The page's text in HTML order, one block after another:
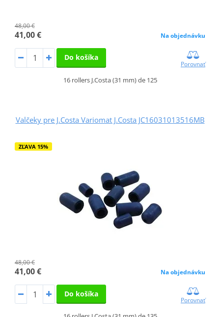
48,00 €
41,00 € Na objednávku
Do košíka
Porovnať
16 rollers J.Costa (31 mm) de 125
Valčeky pre J.Costa Variomat J.Costa JC16031013516MB
ZĽAVA 15%
48,00 €
41,00 € Na objednávku
Do košíka
Porovnať